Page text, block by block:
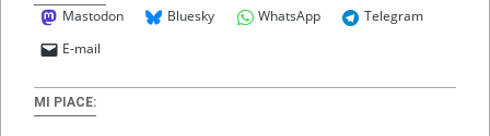
Mastodon Bluesky WhatsApp
Telegram
E-mail
MI PIACE: